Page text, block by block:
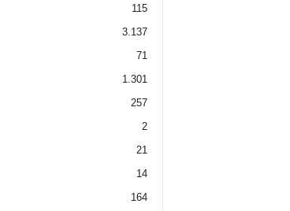
115
3.137
71
1.301
257
2
21
14
164